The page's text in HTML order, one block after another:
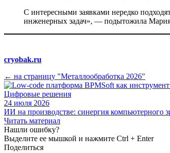
С интересными заявками нередко
инженерных задач», — подытожила
cryobak.ru
← на страницу "Металлообработка 2026"
Цифровые решения
24 июля 2026
ИИ на производстве: синергия компьютерного
Читать материал
Нашли ошибку?
Выделите ее мышкой и нажмите Ctrl + Enter
Поделиться